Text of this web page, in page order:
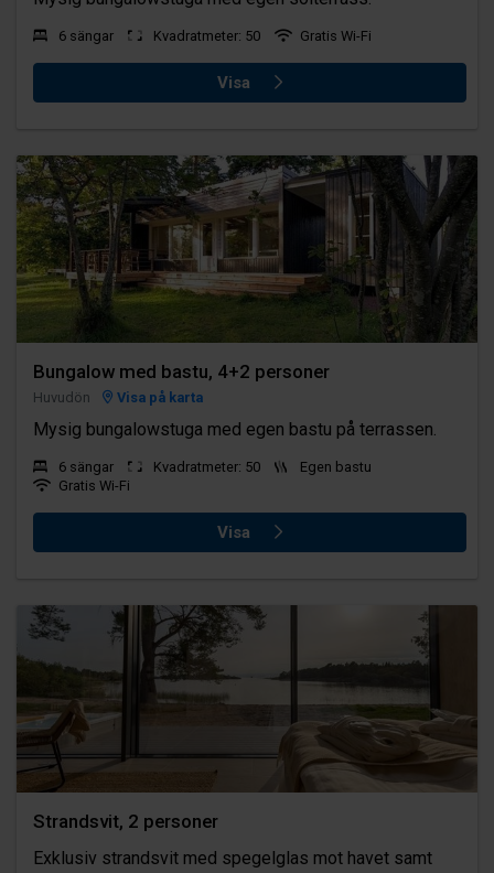
6 sängar Kvadratmeter: 50 Gratis Wi-Fi
Visa
Bungalow med bastu, 4+2 personer
Huvudön Visa på karta
Mysig bungalowstuga med egen bastu på terrassen.
6 sängar Kvadratmeter: 50
Egen bastu
Gratis Wi-Fi
Visa
Strandsvit, 2 personer
Exklusiv strandsvit med spegelglas mot havet samt